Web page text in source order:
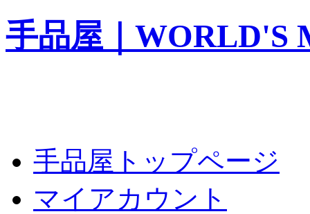
手品屋｜WORLD'S
手品屋トップページ
マイアカウント